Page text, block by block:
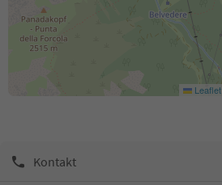
Leaflet
Kontakt